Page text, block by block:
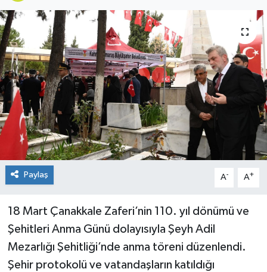
Paylaş A- A+
18 Mart Çanakkale Zaferi’nin 110. yıl dönümü ve
Şehitleri Anma Günü dolayısıyla Şeyh Adil
Mezarlığı Şehitliği’nde anma töreni düzenlendi.
Şehir protokolü ve vatandaşların katıldığı
SİVİL TOPLUM
SİYASET
SOSYAL YAŞAM
SPOR
ULUSAL HABERLER